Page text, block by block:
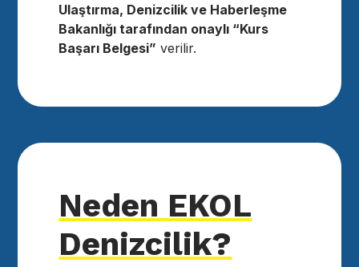
Ulaştırma, Denizcilik ve Haberleşme
Bakanlığı tarafından onaylı “Kurs
Başarı Belgesi” verilir.
Neden EKOL
Denizcilik?